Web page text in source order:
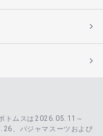
トムスは2026.05.11～
、 パジャマスーツおよび